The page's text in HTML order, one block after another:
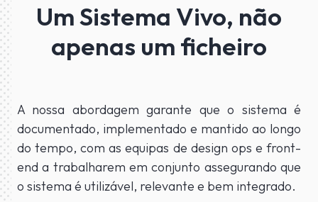
Um Sistema Vivo, não
apenas um ficheiro
A nossa abordagem garante que o sistema é
documentado, implementado e mantido ao longo
do tempo, com as equipas de design ops e front-
end a trabalharem em conjunto assegurando que
o sistema é utilizável, relevante e bem integrado.